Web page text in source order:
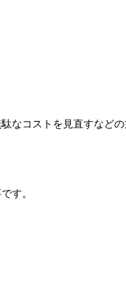
なコストを見直すなどの
す。